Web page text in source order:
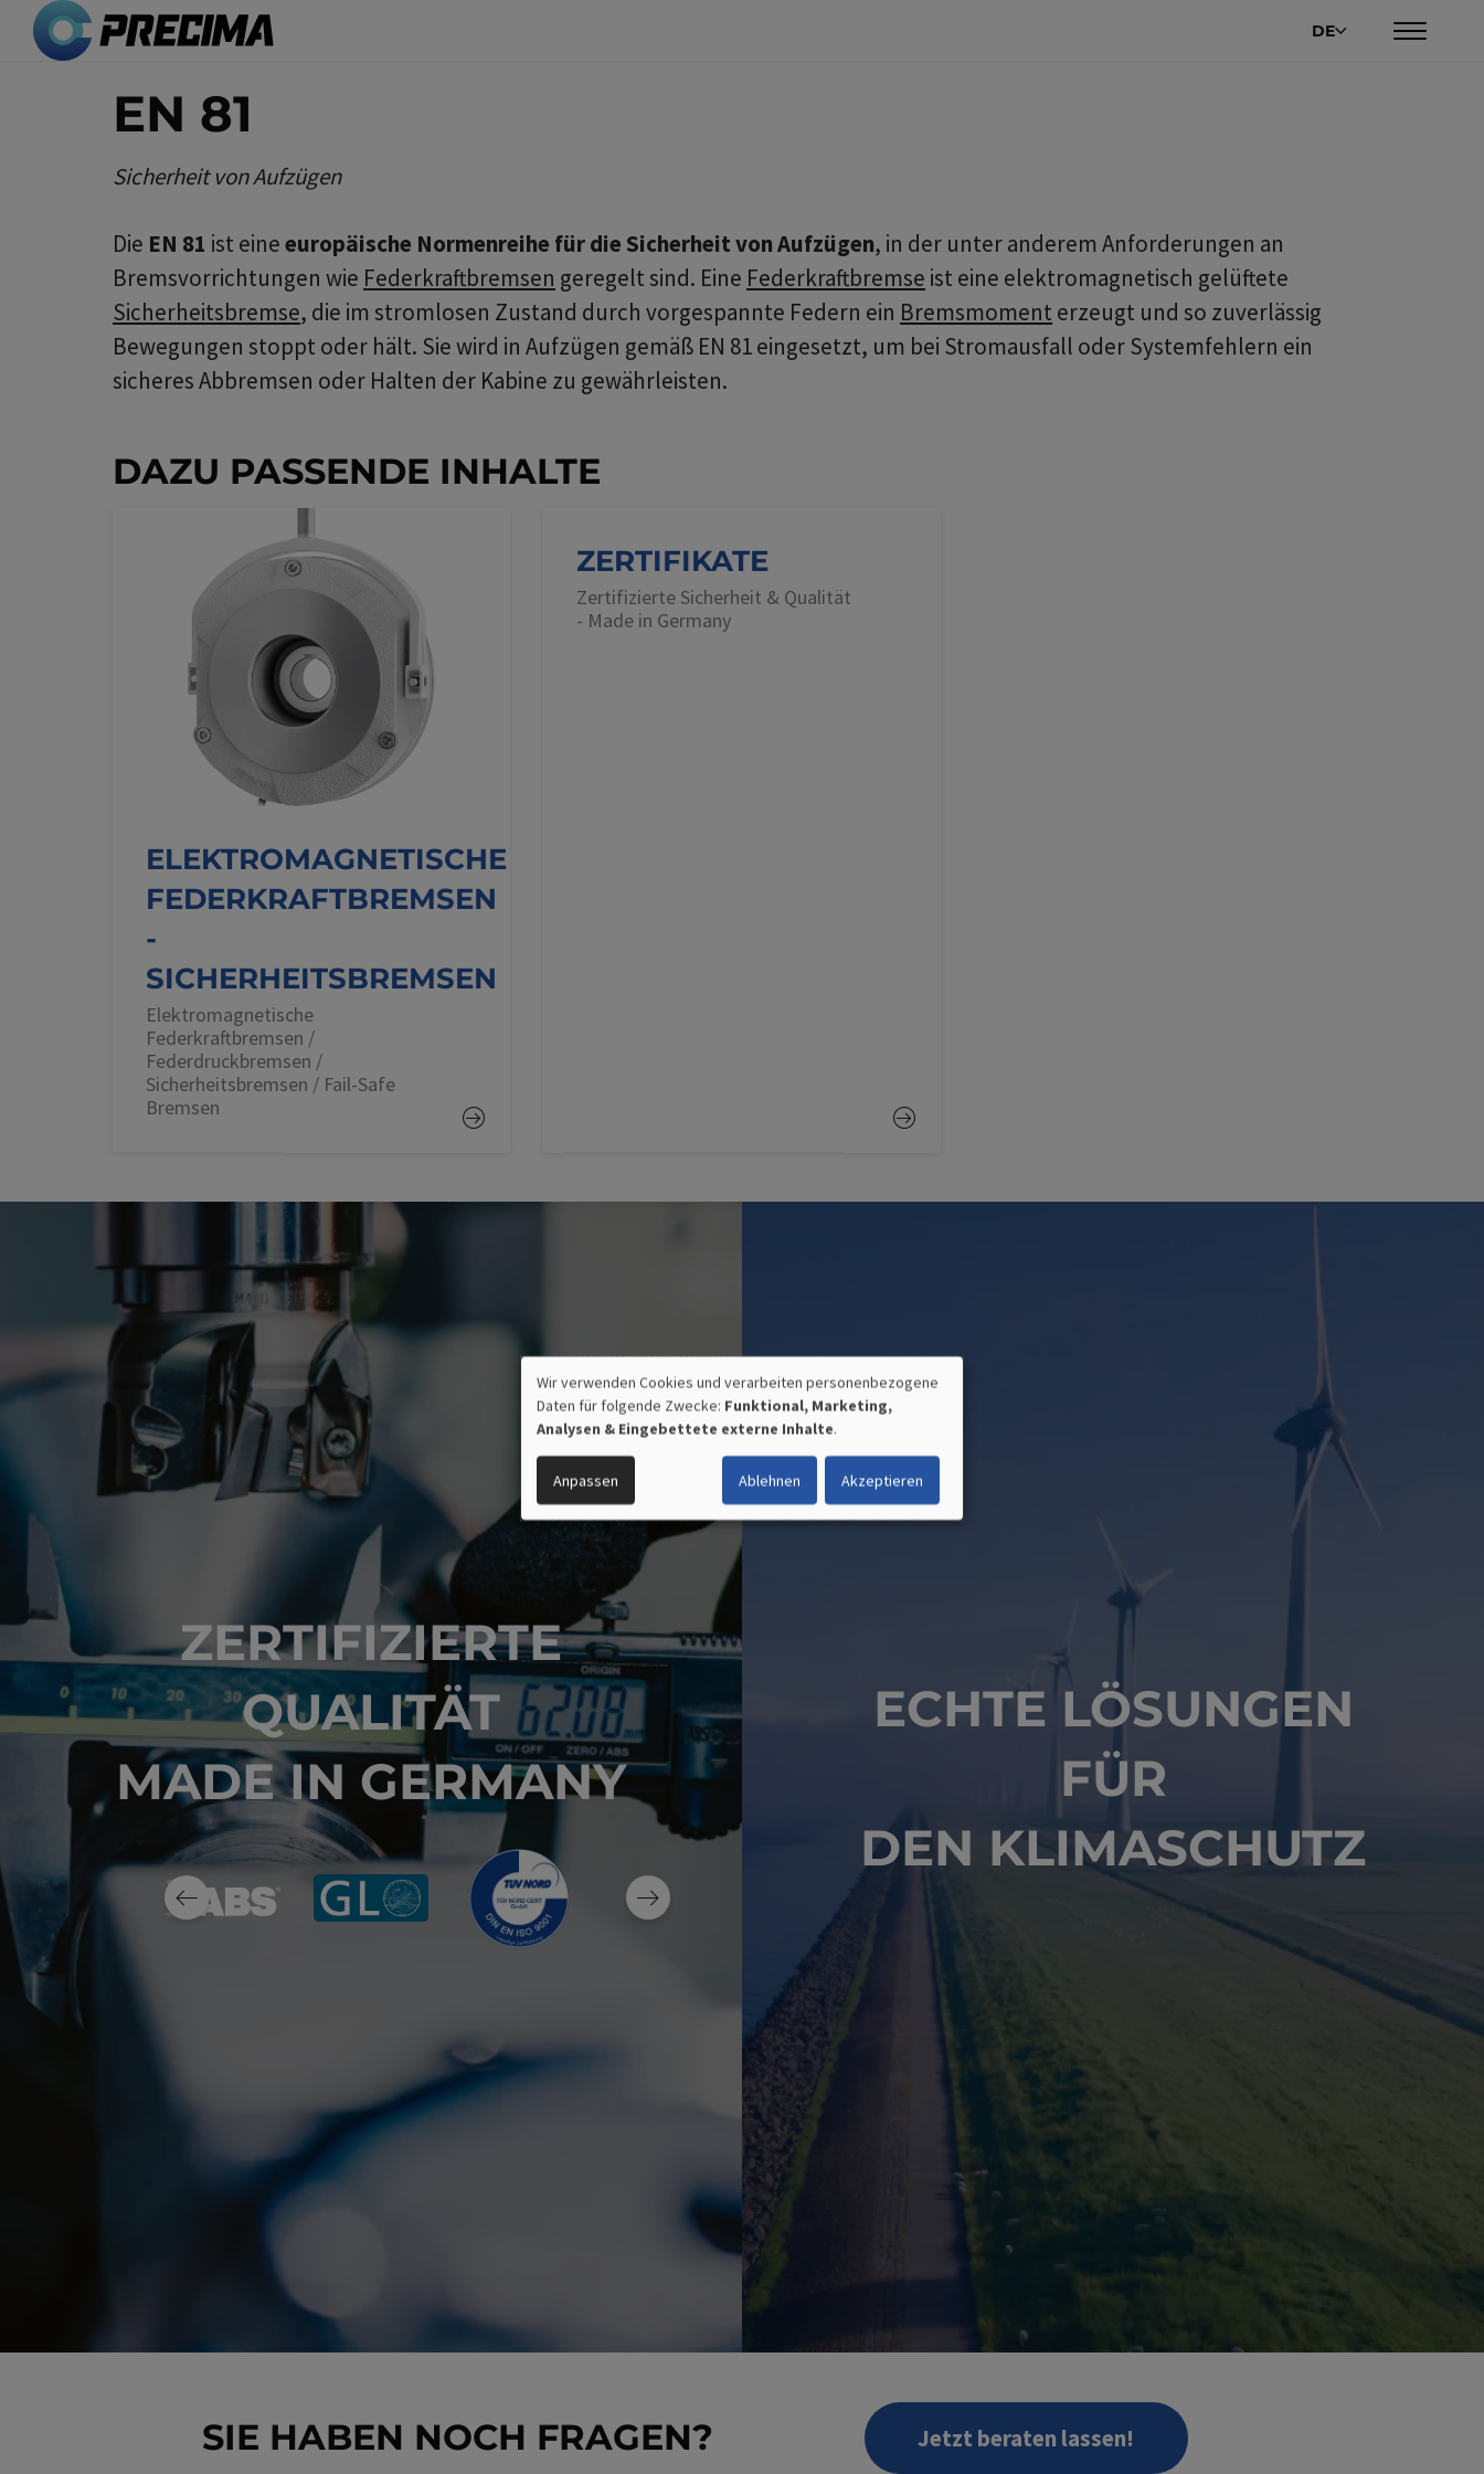
Direkt
zum
DE
EN 81
Sicherheit von Aufzügen
Die EN 81 ist eineeuropäische Normenreihe für die Sicherheit von Aufzügen, in der unter anderem Anforderungen an
Bremsvorrichtungen wie Federkraftbremsen geregelt sind. Eine Federkraftbremse ist eine elektromagnetisch gelüftete
Sicherheitsbremse, die im stromlosen Zustand durch vorgespannte Federn ein Bremsmoment erzeugt und so zuverlässig
Bewegungen stoppt oder hält. Sie wird in Aufzügen gemäß EN 81 eingesetzt, um bei Stromausfall oder Systemfehlern ein
sicheres Abbremsen oder Halten der Kabine zu gewährleisten.
DAZU PASSENDE INHALTE
ELEKTROMAGNETISCHE
FEDERKRAFTBREMSEN
-
SICHERHEITSBREMSEN
Elektromagnetische
Federkraftbremsen /
Federdruckbremsen /
Sicherheitsbremsen / Fail-Safe
Bremsen
ZERTIFIKATE
Zertifizierte Sicherheit & Qualität
- Made in Germany
ZERTIFIZIERTE
QUALITÄT
MADE IN GERMANY
ECHTE LÖSUNGEN
FÜR
DEN KLIMASCHUTZ
SIE HABEN NOCH FRAGEN? Jetzt beraten lassen!
VERWENDUNG
PERSONENBEZOGENER
DATEN
UND
COOKIES
Wir verwenden Cookies und verarbeiten personenbezogene
Daten für folgende Zwecke: Funktional, Marketing,
Analysen & Eingebettete externe Inhalte.
Anpassen Ablehnen Akzeptieren